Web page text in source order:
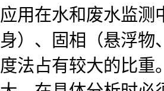
应用在水和废水监测
身）、固相（悬浮物
度法占有较大的比重